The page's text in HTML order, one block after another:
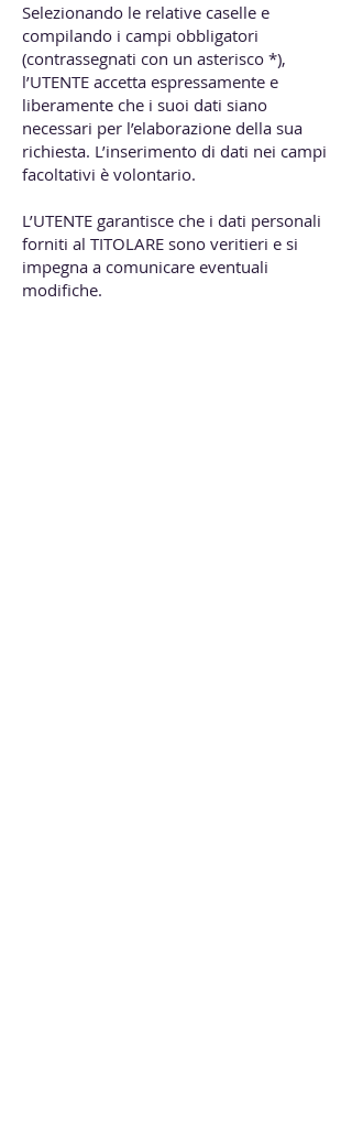
Selezionando le relative caselle e
compilando i campi obbligatori
(contrassegnati con un asterisco *),
l’UTENTE accetta espressamente e
liberamente che i suoi dati siano
necessari per l’elaborazione della sua
richiesta. L’inserimento di dati nei campi
facoltativi è volontario.
L’UTENTE garantisce che i dati personali
forniti al TITOLARE sono veritieri e si
impegna a comunicare eventuali
modifiche.